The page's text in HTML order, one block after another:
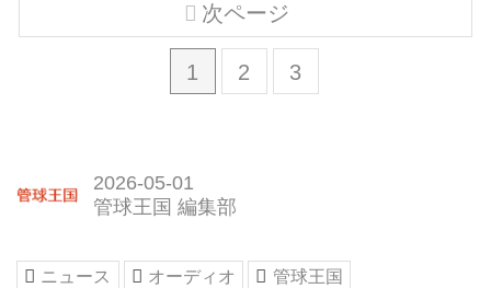
1 2 3
次ページ
2026-05-01
管球王国 編集部
ニュース オーディオ
管球王国